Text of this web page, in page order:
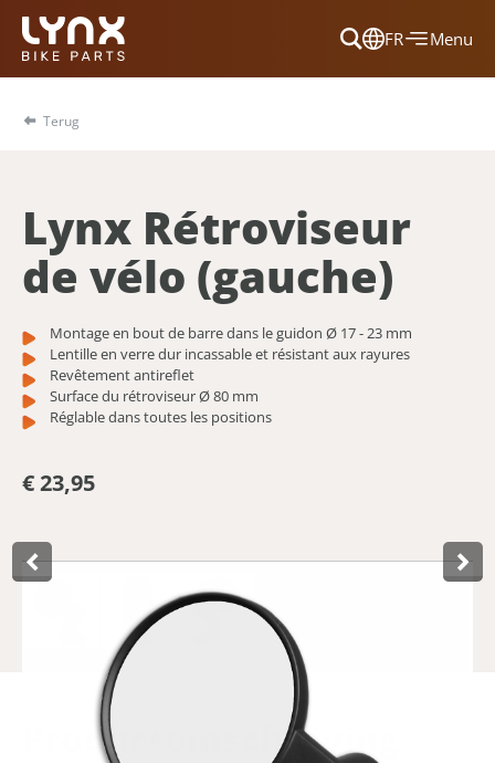
FR
Dansk
Nederlands
Menu
Terug
Lynx Rétroviseur
de vélo (gauche)
Montage en bout de barre dans le guidon Ø 17 - 23 mm
Lentille en verre dur incassable et résistant aux rayures
Revêtement antireflet
Surface du rétroviseur Ø 80 mm
Réglable dans toutes les positions
€ 23,95
Product­omschrijving